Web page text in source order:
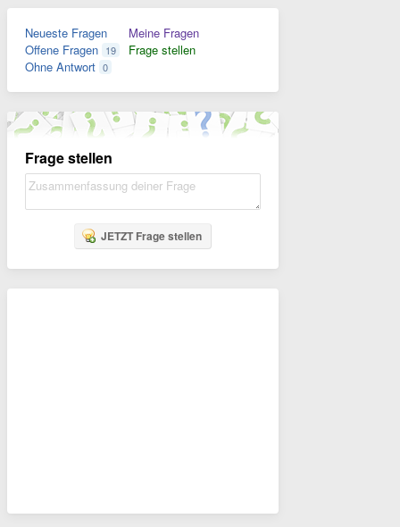
Neueste Fragen
Offene Fragen 19
Ohne Antwort 0
Meine Fragen
Frage stellen
Frage stellen
JETZT Frage stellen